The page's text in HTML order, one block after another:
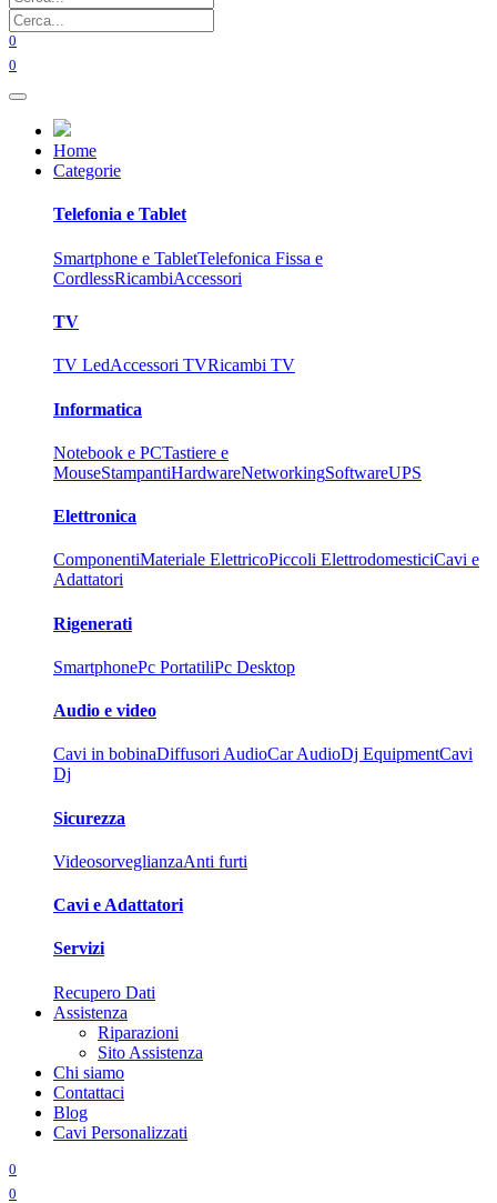
0
0
Home
Categorie
Telefonia e Tablet
Smartphone e TabletTelefonica Fissa e
CordlessRicambiAccessori
TV
TV LedAccessori TVRicambi TV
Informatica
Notebook e PCTastiere e
MouseStampantiHardwareNetworkingSoftwareUPS
Elettronica
ComponentiMateriale ElettricoPiccoli ElettrodomesticiCavi e
Adattatori
Rigenerati
SmartphonePc PortatiliPc Desktop
Audio e video
Cavi in bobinaDiffusori AudioCar AudioDj EquipmentCavi
Dj
Sicurezza
VideosorveglianzaAnti furti
Cavi e Adattatori
Servizi
Recupero Dati
Assistenza
Riparazioni
Sito Assistenza
Chi siamo
Contattaci
Blog
Cavi Personalizzati
0
0